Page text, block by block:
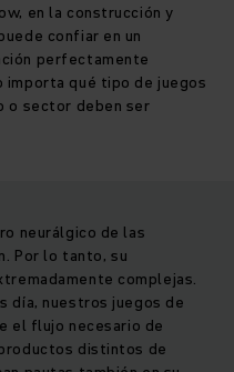
en la construcción y
confiar en un
perfectamente
importa qué tipo de juegos
o sector deben ser
neurálgico de las
Por lo tanto, su
complejas.
día, nuestros juegos de
el flujo necesario de
distintos de